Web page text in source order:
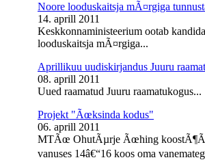
Noore looduskaitsja mÃ¤rgiga
14. aprill 2011
Keskkonnaministeerium ootab
looduskaitsja mÃ¤rgiga...
Aprillikuu uudiskirjandus Juuru
08. aprill 2011
Uued raamatud Juuru raamatukogus...
Projekt "Ãœksinda kodus"
06. aprill 2011
MTÃœ OhutÃµrje Ãœhing
vanuses 14â€“16 koos oma